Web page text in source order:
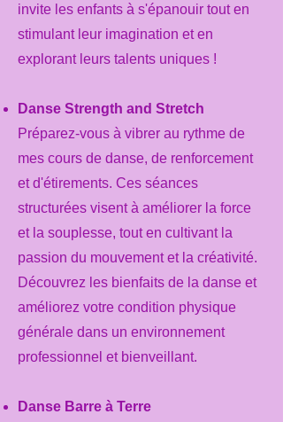
invite les enfants à s'épanouir tout en
stimulant leur imagination et en
explorant leurs talents uniques !
Danse Strength and Stretch
Préparez-vous à vibrer au rythme de
mes cours de danse, de renforcement
et d'étirements. Ces séances
structurées visent à améliorer la force
et la souplesse, tout en cultivant la
passion du mouvement et la créativité.
Découvrez les bienfaits de la danse et
améliorez votre condition physique
générale dans un environnement
professionnel et bienveillant.
Danse Barre à Terre